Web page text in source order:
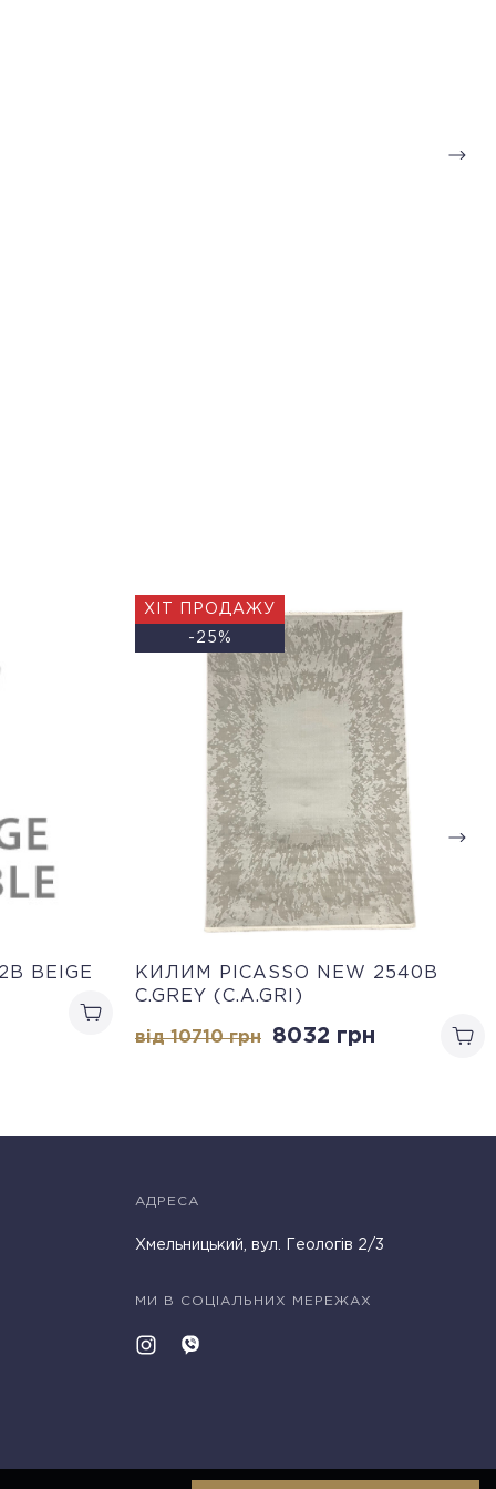
BEIGE
ХІТ ПРОДАЖУ
-25%
КИЛИМ PICASSO NEW 2540B
C.GREY (C.A.GRI)
від 10710грн 8032 грн
АДРЕСА
Хмельницький, вул. Геологів 2/3
МИ В СОЦІАЛЬНИХ МЕРЕЖАХ